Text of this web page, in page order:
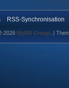
RSS-Synchronisation
2026 MyBB Group |